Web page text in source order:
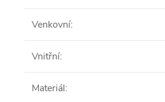
Venkovní:
Vnitřní:
Materiál: